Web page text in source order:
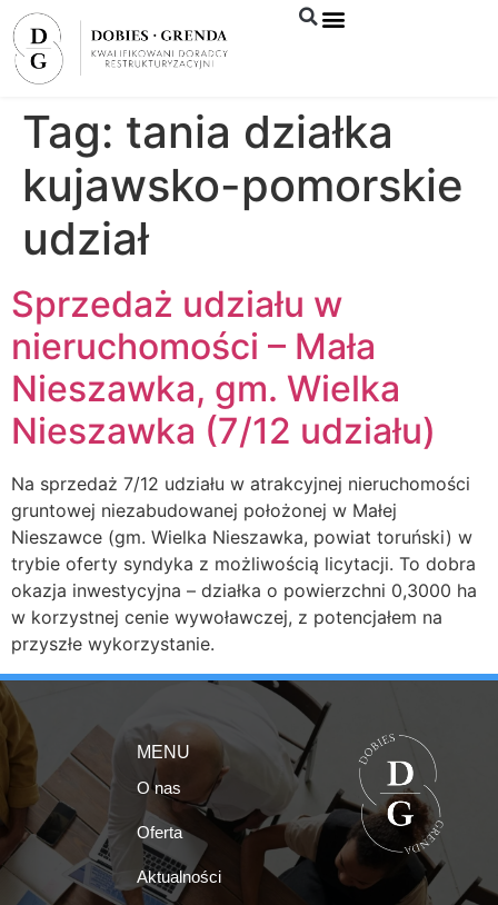
Tag: tania działka
kujawsko-pomorskie
udział
Sprzedaż udziału w
nieruchomości – Mała
Nieszawka, gm. Wielka
Nieszawka (7/12 udziału)
Na sprzedaż 7/12 udziału w atrakcyjnej nieruchomości
gruntowej niezabudowanej położonej w Małej
Nieszawce (gm. Wielka Nieszawka, powiat toruński) w
trybie oferty syndyka z możliwością licytacji. To dobra
okazja inwestycyjna – działka o powierzchni 0,3000 ha
w korzystnej cenie wywoławczej, z potencjałem na
przyszłe wykorzystanie.
MENU
O nas
Oferta
Aktualności